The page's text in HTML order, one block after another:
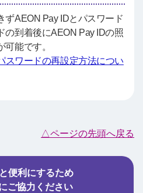
ずAEON Pay IDとパスワード
の到着後にAEON Pay IDの照
能です。
スワードの再設定方法につい
△ページの先頭へ戻る
便利にするため
ご協力ください